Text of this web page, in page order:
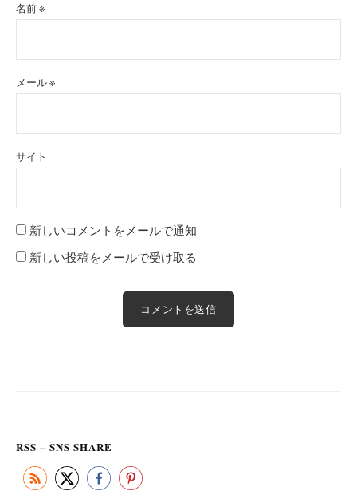
名前※
メール※
サイト
新しいコメントをメールで通知
新しい投稿をメールで受け取る
RSS – SNS SHARE